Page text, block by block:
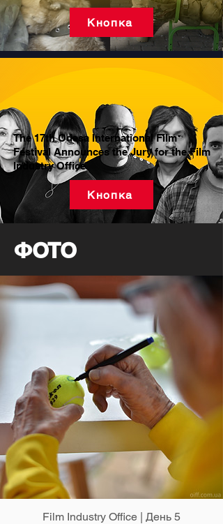
Кнопка
The 17th Odesa International Film
Festival Announces the Jury for the Film
Industry Office
Кнопка
ФОТО
Film Industry Office | День 5